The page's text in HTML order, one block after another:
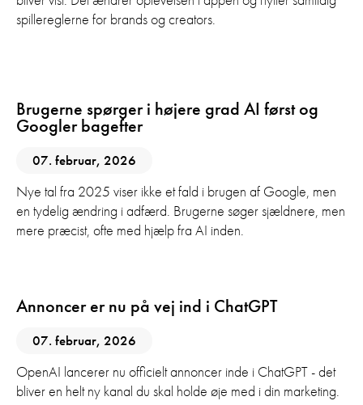
spillereglerne for brands og creators.
Brugerne spørger i højere grad AI først og
Googler bagefter
07. februar, 2026
Nye tal fra 2025 viser ikke et fald i brugen af Google, men
en tydelig ændring i adfærd. Brugerne søger sjældnere, men
mere præcist, ofte med hjælp fra AI inden.
Annoncer er nu på vej ind i ChatGPT
07. februar, 2026
OpenAI lancerer nu officielt annoncer inde i ChatGPT - det
bliver en helt ny kanal du skal holde øje med i din marketing.